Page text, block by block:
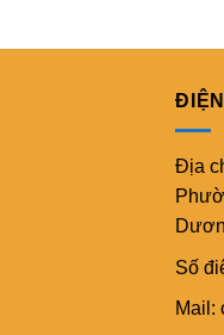
Địa
Số
Mail: